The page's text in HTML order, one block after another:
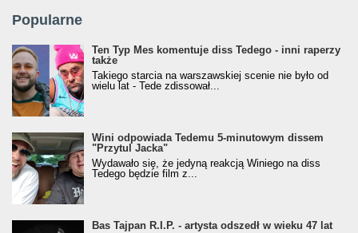
Popularne
Ten Typ Mes komentuje diss Tedego - inni raperzy
także
Takiego starcia na warszawskiej scenie nie było od
wielu lat - Tede zdissował...
Wini odpowiada Tedemu 5-minutowym dissem
"Przytul Jacka"
Wydawało się, że jedyną reakcją Winiego na diss
Tedego będzie film z...
Bas Tajpan R.I.P. - artysta odszedł w wieku 47 lat